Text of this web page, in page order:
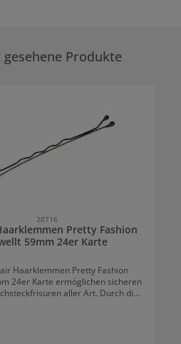
Produkte
20716
Pretty Fashion
59mm 24er Karte
Haarklemmen Pretty Fashion
24er Karte ermöglichen sicheren
aller Art. Durch die